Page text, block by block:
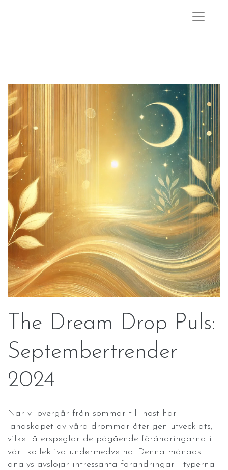
The Dream Drop Puls:
Septembertrender
2024
När vi övergår från sommar till höst har
landskapet av våra drömmar återigen utvecklats,
vilket återspeglar de pågående förändringarna i
vårt kollektiva undermedvetna. Denna månads
analys avslöjar intressanta förändringar i typerna